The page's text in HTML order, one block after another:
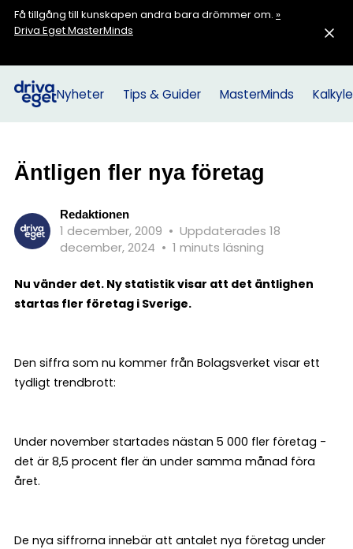
Få tillgång till kunskapen andra bara drömmer om. »
Driva Eget MasterMinds
Nyheter Tips & Guider MasterMinds
Äntligen fler nya företag
Redaktionen
1 december, 2009 • Uppdaterades 18
december, 2024 • 1 minuts läsning
Nu vänder det. Ny statistik visar att det äntlighen
startas fler företag i Sverige.
Den siffra som nu kommer från Bolagsverket visar ett
tydligt trendbrott:
Under november startades nästan 5 000 fler företag -
det är 8,5 procent fler än under samma månad föra
året.
De nya siffrorna innebär att antalet nya företag under